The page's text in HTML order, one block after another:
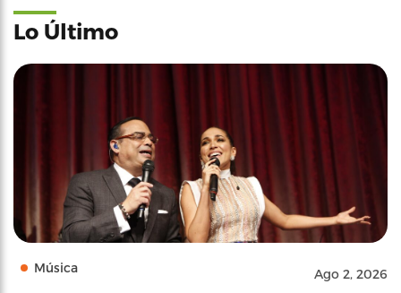
Lo Último
Música Ago 2, 2026